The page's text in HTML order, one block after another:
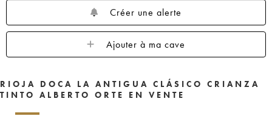
Créer une alerte
Ajouter à ma cave
RIOJA DOCA LA ANTIGUA CLÁSICO CRIANZA
TINTO ALBERTO ORTE EN VENTE